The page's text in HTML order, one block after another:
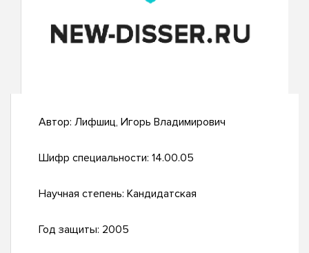
Автор: Лифшиц, Игорь Владимирович
Шифр специальности: 14.00.05
Научная степень: Кандидатская
Год защиты: 2005